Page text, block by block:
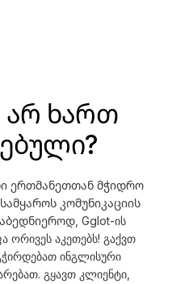
არ ხართ
ერთმანეთთან მჭიდრო
კომუნიკაციის
Gglot-ის
აკეთებს! გაქვთ
ინგლისური
გყავთ კლიენტი,